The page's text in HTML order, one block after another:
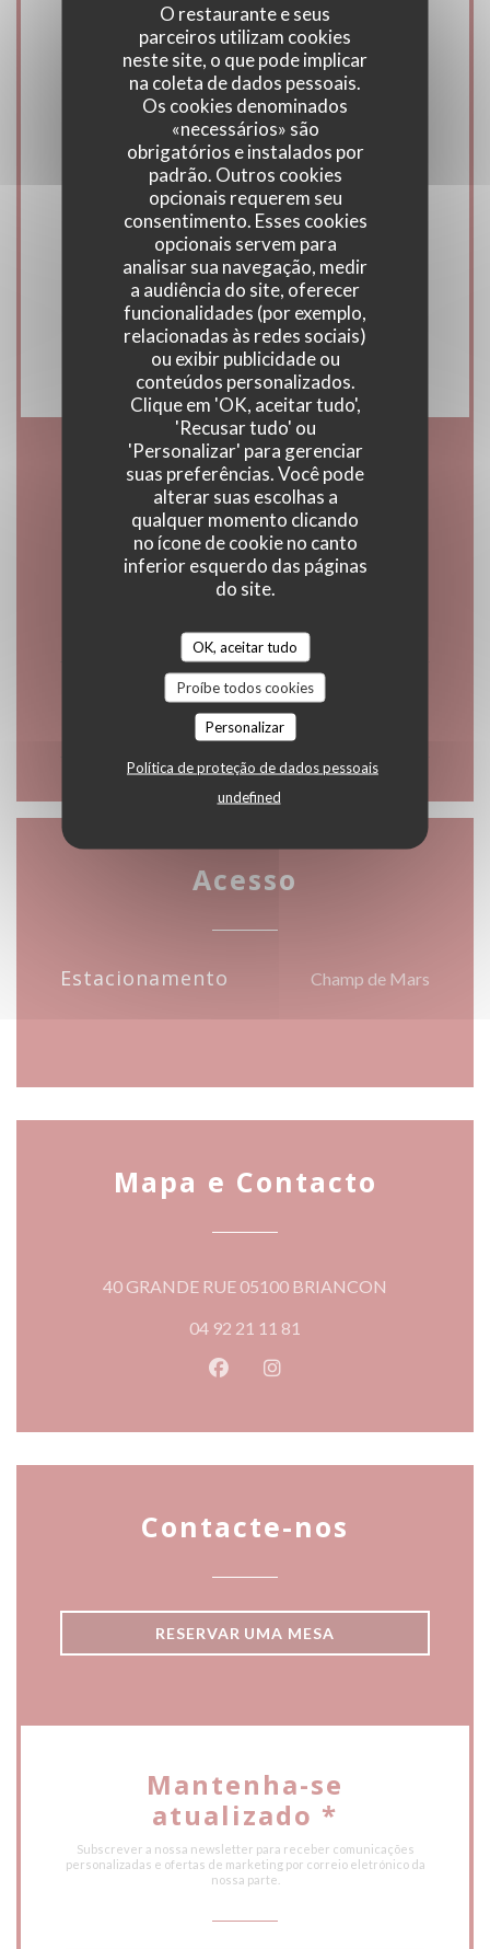
O restaurante e seus
parceiros utilizam cookies
neste site, o que pode implicar
na coleta de dados pessoais.
Os cookies denominados
«necessários» são
obrigatórios e instalados por
padrão. Outros cookies
opcionais requerem seu
consentimento. Esses cookies
opcionais servem para
analisar sua navegação, medir
a audiência do site, oferecer
funcionalidades (por exemplo,
relacionadas às redes sociais)
ou exibir publicidade ou
conteúdos personalizados.
Clique em 'OK, aceitar tudo',
'Recusar tudo' ou
'Personalizar' para gerenciar
suas preferências. Você pode
alterar suas escolhas a
qualquer momento clicando
no ícone de cookie no canto
inferior esquerdo das páginas
do site.
OK, aceitar tudo
Proíbe todos cookies
Personalizar
Política de proteção de dados pessoais
undefined
Culinária
Caseiro, produtos frescos
Serviços
Privatização, Ar condicionado, Esplanada
Métodos de pagamento
Amex, Pagamento sem contato,
Eurocard/Mastercard, Títulos de restaurante,
Dinheiro, Visa, Cheques de férias, Cheques,
Cartão Azul
Horário de abertura
Segunda-feira
Fechado
Ter-Dom
12:00 - 14:00 • 19:00 - 22:00
Acesso
Estacionamento Champ de Mars
Mapa e Contacto
40 GRANDE RUE 05100 BRIANCON
04 92 21 11 81
Facebook ((abre numa nova
Instagram ((abre numa
Contacte-nos
RESERVAR UMA MESA
Mantenha-se
atualizado *
Subscrever a nossa newsletter para receber comunicações
personalizadas e ofertas de marketing por correio eletrónico da
nossa parte.